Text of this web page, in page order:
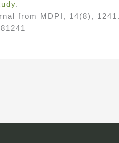
.
from MDPI, 14(8), 1241.